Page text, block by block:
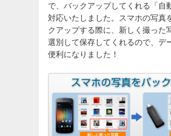
で、バックアップしてくれる「自
対応いたしました。スマホの写真
クアップする際に、新しく撮った
選別して保存してくれるので、デ
便利になりました！